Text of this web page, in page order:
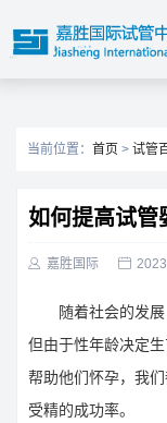
当前位置： 首页 > 试管
如何提高试管
 嘉胜国际 
随着社会的发展
但由于性年龄决定
帮助他们怀孕，我
受精的成功率。